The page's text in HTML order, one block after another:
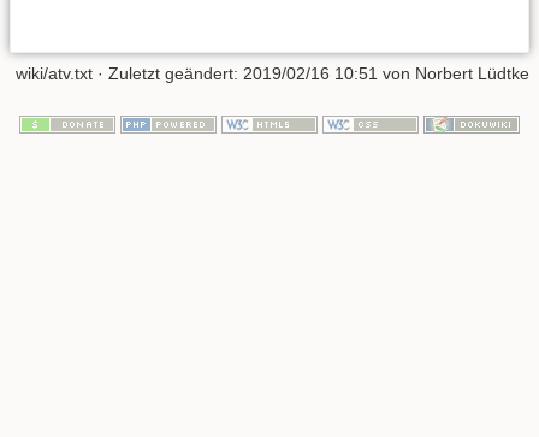
wiki/atv.txt · Zuletzt geändert: 2019/02/16 10:51 von Norbert Lüdtke